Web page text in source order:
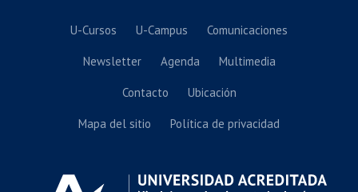
U-Cursos U-Campus Comunicaciones
Newsletter Agenda Multimedia
Contacto Ubicación
Mapa del sitio Política de privacidad